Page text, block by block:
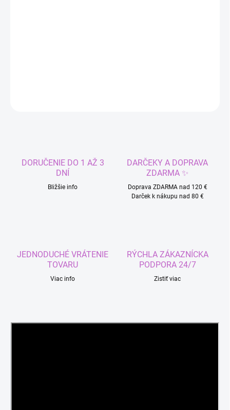
DORUČENIE DO 1 AŽ 3
DNÍ
Bližšie info
DARČEKY A DOPRAVA
ZDARMA ✨
Doprava ZDARMA nad 120 €
Darček k nákupu nad 80 €
JEDNODUCHÉ VRÁTENIE
TOVARU
Viac info
RÝCHLA ZÁKAZNÍCKA
PODPORA 24/7
Zistiť viac